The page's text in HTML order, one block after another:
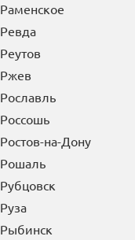
Раменское
Ревда
Реутов
Ржев
Рославль
Россошь
Ростов-на-Дону
Рошаль
Рубцовск
Руза
Рыбинск